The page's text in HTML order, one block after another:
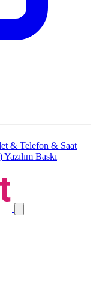
& Telefon & Saat
Yazılım Baskı